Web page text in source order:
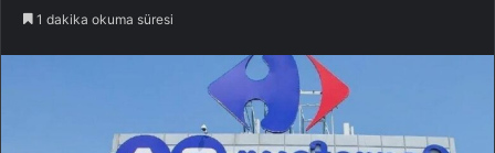
1 dakika okuma süresi